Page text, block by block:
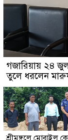
গজারিয়ায় ২৪
তুলে ধরলেন
শ্রীমঙ্গলে মোবাইল